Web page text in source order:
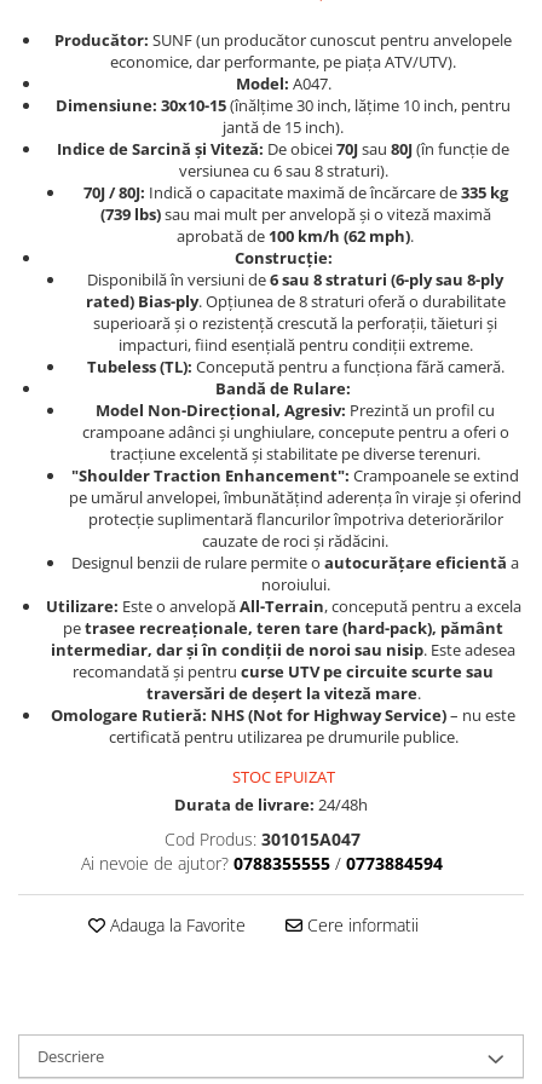
Planetare
Transmisie, Variator & Ambreiaj
Ambreiaj
Intinzatoare Lant
Motor Transmisie
Oala ambreiaj
PATINA GHIDAJ
Piulita ambreiaj & diferential
Role Variator
Schimbatoare Viteza
Tamburi Ambreiaj
Variatoare
Sistem Electric & Electronică
Baterii ATV
Bloc lumini
Blocuri Comenzi
Bobina inductie
Butoane
CALCULATOR SERVO
ELECTROMOTOR
Relee
Termostate
Copii
Genti/Rucsacuri
ATV/Quad
Cagule/Masti
Sepci
Protectii
OCHELARI
ATV - QUAD
Copii
Cross - Enduro
Protectii
Armura Moto
Centura Spate
Genunchiere
Touring
Parbrize moto
Pedale si Scarite
Proiectoare
Suveniruri
Transport
ACCESORII SNOWMOBIL
INTRETINERE MOTO & ATV
Producător: SUNF (un producător cunoscut pentru anvelopele
economice, dar performante, pe piața ATV/UTV).
Model: A047.
Dimensiune: 30x10-15(înălțime 30 inch, lățime 10 inch, pentru
jantă de 15 inch).
Indice de Sarcină și Viteză: De obicei70Jsau 80J(în funcție de
versiunea cu 6 sau 8 straturi).
70J / 80J: Indică o capacitate maximă de încărcare de335 kg
(739 lbs)sau mai mult per anvelopă și o viteză maximă
aprobată de 100 km/h (62 mph).
Construcție:
Disponibilă în versiuni de6 sau 8 straturi (6-ply sau 8-ply
rated) Bias-ply. Opțiunea de 8 straturi oferă o durabilitate
superioară și o rezistență crescută la perforații, tăieturi și
impacturi, fiind esențială pentru condiții extreme.
Tubeless (TL): Concepută pentru a funcționa fără cameră.
Bandă de Rulare:
Model Non-Direcțional, Agresiv: Prezintă un profil cu
crampoane adânci și unghiulare, concepute pentru a oferi o
tracțiune excelentă și stabilitate pe diverse terenuri.
"Shoulder Traction Enhancement": Crampoanele se extind
pe umărul anvelopei, îmbunătățind aderența în viraje și oferind
protecție suplimentară flancurilor împotriva deteriorărilor
cauzate de roci și rădăcini.
Designul benzii de rulare permite o autocurățare eficientă a
noroiului.
Utilizare: Este o anvelopăAll-Terrain, concepută pentru a excela
petrasee recreaționale, teren tare (hard-pack), pământ
intermediar, dar și în condiții de noroi sau nisip. Este adesea
recomandată și pentru curse UTV pe circuite scurte sau
traversări de deșert la viteză mare.
Omologare Rutieră: NHS (Not for Highway Service)– nu este
certificată pentru utilizarea pe drumurile publice.
STOC EPUIZAT
Durata de livrare: 24/48h
Cod Produs: 301015A047
Ai nevoie de ajutor? 0788355555 / 0773884594
Adauga la Favorite Cere informatii
Descriere